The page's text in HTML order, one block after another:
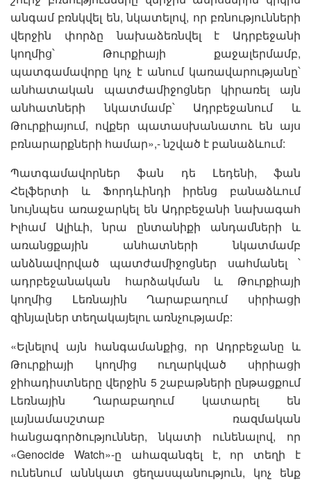
անգամ բռնկվել են, նկատելով, որ բռնությունների
վերջին փորձը նախաձեռնվել է Ադրբեջանի
կողմից՝ Թուրքիայի քաջալերմամբ,
պատգամավորը կոչ է անում կառավարությանը՝
անհատական պատժամիջոցներ կիրառել այն
անհատների նկատմամբ՝ Ադրբեջանում և
Թուրքիայում, ովքեր պատասխանատու են այս
բռնարարքների համար»,- նշված է բանաձևում:
Պատգամավորներ ֆան դե Լեդենի, ֆան
Հելֆերտի և Ֆորդևինդի իրենց բանաձևում
նույնպես առաջարկել են Ադրբեջանի նախագահ
Իլհամ Ալիևի, նրա ընտանիքի անդամների և
առանցքային անհատների նկատմամբ
անձնավորված պատժամիջոցներ սահմանել ՝
ադրբեջանական հարձակման և Թուրքիայի
կողմից Լեռնային Ղարաբաղում սիրիացի
զինյալներ տեղակայելու առնչությամբ:
«Ելնելով այն հանգամանքից, որ Ադրբեջանը և
Թուրքիայի կողմից ուղարկված սիրիացի
ջիհադիստները վերջին 5 շաբաթների ընթացքում
Լեռնային Ղարաբաղում կատարել են
լայնամասշտաբ ռազմական
հանցագործություններ, նկատի ունենալով, որ
«Genocide Watch»-ը ահազանգել է, որ տեղի է
ունենում աննկատ ցեղասպանություն, կոչ ենք